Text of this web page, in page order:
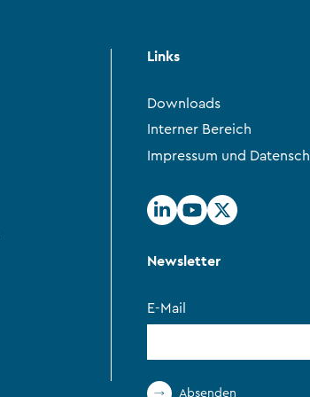
Links
Downloads
Interner Bereich
Impressum und
Newsletter
E-Mail
Absenden